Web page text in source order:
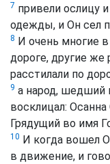
7 привели ослицу
одежды, и Он сел
8 И очень многие
дороге, другие же
расстилали по
9 а народ, шедший
восклицал:
Грядущий во имя
10 И когда вошел
в движение, и